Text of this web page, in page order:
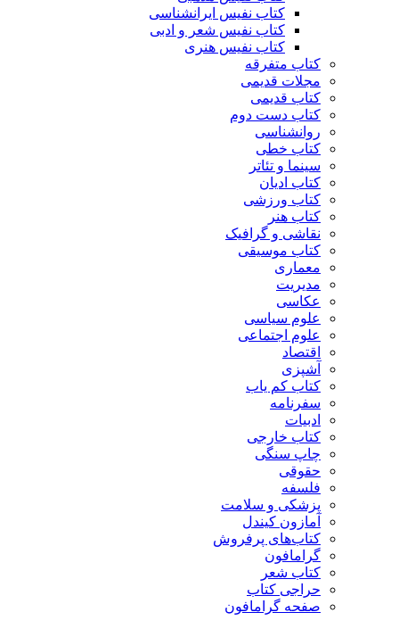
کتاب نفیس ایرانشناسی
کتاب نفیس شعر و ادبی
کتاب نفیس هنری
کتاب متفرقه
مجلات قدیمی
کتاب قدیمی
کتاب دست دوم
روانشناسی
کتاب خطی
سینما و تئاتر
کتاب ادیان
کتاب ورزشی
کتاب هنر
نقاشی و گرافیک
کتاب موسیقی
معماری
مدیریت
عکاسی
علوم سیاسی
علوم اجتماعی
اقتصاد
آشپزی
کتاب کم یاب
سفرنامه
ادبیات
کتاب خارجی
چاپ سنگی
حقوقی
فلسفه
پزشکی و سلامت
آمازون کیندل
کتاب‌های پرفروش
گرامافون
کتاب شعر
حراجی کتاب
صفحه گرامافون